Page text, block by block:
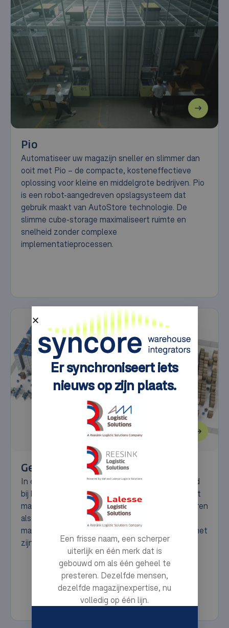
Pio
Automatiseer uw magazijn sneller en slimmer dan
ooit met Pio – de compacte, kosteneffectieve
oplossing voor kleine en middelgrote bedrijven. Pio
is een robot-aangedreven opslagsysteem dat
gebruik maakt van AutoStore technologie. De
slimme cube-storage maximaliseert ruimte en
snelheid zonder complexe
implementatieprocessen.
Geek+ Autonomous Mobile Robots
In een tijdperk waarin snelheid en nauwkeurigheid
bij het afhandelen van orders niet alleen gewenst
maar ook verwacht worden, komt Geek+ naar voren
als een voorloper van innovatie, dat traditionele
magazijnen transformeert in futuristische hubs met
zijn geavanceerde robotica en AI.
Er synchroniseert iets
nieuws op zijn plaats.
Een frisse naam, een scherper
uiterlijk en één merk dat is
gebouwd om als één geheel te
presteren. Dezelfde mensen,
dezelfde magazijnexpertise, nu
volledig op één lijn.